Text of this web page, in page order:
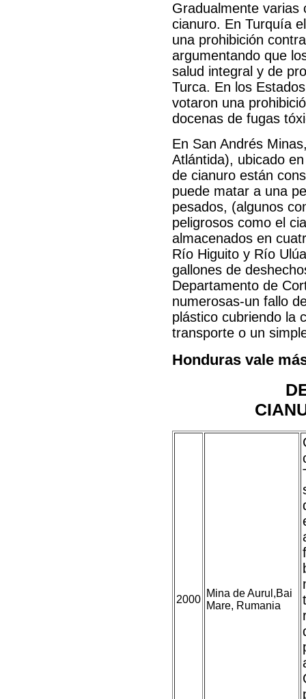
Gradualmente varias
cianuro. En Turquía
una prohibición
argumentando que
salud integral y de
Turca. En los
votaron una
docenas de fugas
En San Andrés
Atlántida), ubicado
de cianuro están
puede matar a una
pesados, (algunos
peligrosos como el
almacenados en
Río Higuito y Río
gallones de
Departamento de
numerosas-un fallo
plástico cubriendo la
transporte o un
Honduras vale
2000
Mina de Aurul,Bai
Mare, Rumania